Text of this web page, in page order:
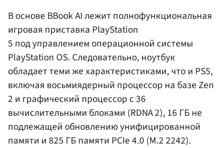
В основе BBook AI лежит полнофункциональная
игровая приставка PlayStation
5 под управлением операционной системы
PlayStation OS. Следовательно, ноутбук
обладает теми же характеристиками, что и PS5,
включая восьмиядерный процессор на базе Zen
2 и графический процессор с 36
вычислительными блоками (RDNA 2), 16 ГБ не
подлежащей обновлению унифицированной
памяти и 825 ГБ памяти PCIe 4.0 (M.2 2242).